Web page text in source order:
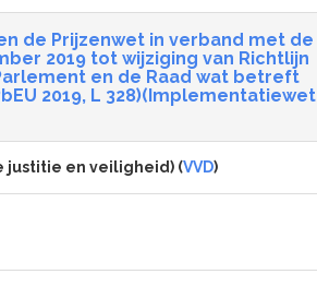
de Prijzenwet in verband met de
2019 tot wijziging van Richtlijn
en de Raad wat betreft
2019, L 328)(Implementatiewet
en veiligheid) (VVD)